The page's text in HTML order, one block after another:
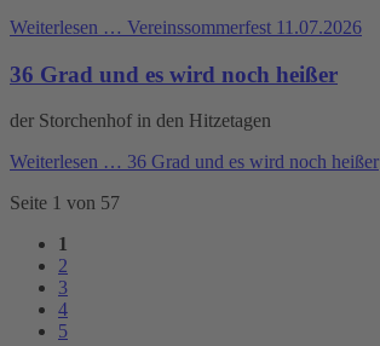
Weiterlesen … Vereinssommerfest 11.07.2026
36 Grad und es wird noch heißer
der Storchenhof in den Hitzetagen
Weiterlesen … 36 Grad und es wird noch heißer
Seite 1 von 57
1
2
3
4
5